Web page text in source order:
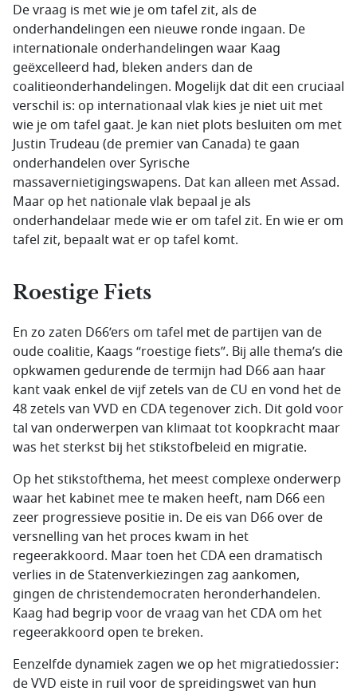
De vraag is met wie je om tafel zit, als de
onderhandelingen een nieuwe ronde ingaan. De
internationale onderhandelingen waar Kaag
geëxcelleerd had, bleken anders dan de
coalitieonderhandelingen. Mogelijk dat dit een cruciaal
verschil is: op internationaal vlak kies je niet uit met
wie je om tafel gaat. Je kan niet plots besluiten om met
Justin Trudeau (de premier van Canada) te gaan
onderhandelen over Syrische
massavernietigingswapens. Dat kan alleen met Assad.
Maar op het nationale vlak bepaal je als
onderhandelaar mede wie er om tafel zit. En wie er om
tafel zit, bepaalt wat er op tafel komt.
Roestige Fiets
En zo zaten D66’ers om tafel met de partijen van de
oude coalitie, Kaags “roestige fiets”. Bij alle thema’s die
opkwamen gedurende de termijn had D66 aan haar
kant vaak enkel de vijf zetels van de CU en vond het de
48 zetels van VVD en CDA tegenover zich. Dit gold voor
tal van onderwerpen van klimaat tot koopkracht maar
was het sterkst bij het stikstofbeleid en migratie.
Op het stikstofthema, het meest complexe onderwerp
waar het kabinet mee te maken heeft, nam D66 een
zeer progressieve positie in. De eis van D66 over de
versnelling van het proces kwam in het
regeerakkoord. Maar toen het CDA een dramatisch
verlies in de Statenverkiezingen zag aankomen,
gingen de christendemocraten heronderhandelen.
Kaag had begrip voor de vraag van het CDA om het
regeerakkoord open te breken.
Eenzelfde dynamiek zagen we op het migratiedossier:
de VVD eiste in ruil voor de spreidingswet van hun